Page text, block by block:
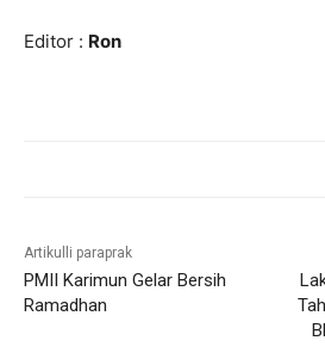
Editor : Ron
Artikulli paraprak
PMII Karimun Gelar Bersih
Ramadhan